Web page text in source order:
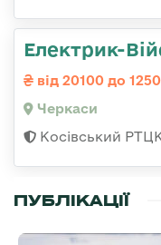
Електрик-
від 20100 до
Черкаси
Косівський
ПУБЛІКАЦІЇ